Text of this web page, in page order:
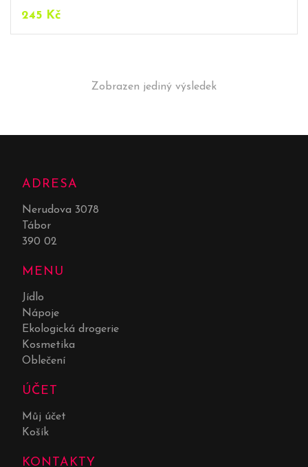
245 Kč
Zobrazen jediný výsledek
ADRESA
Nerudova 3078
Tábor
390 02
MENU
Jídlo
Nápoje
Ekologická drogerie
Kosmetika
Oblečení
ÚČET
Můj účet
Košík
KONTAKTY